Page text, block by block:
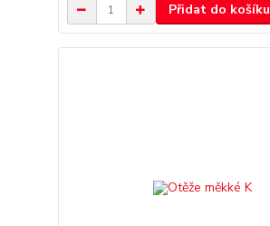
Přidat do košíku